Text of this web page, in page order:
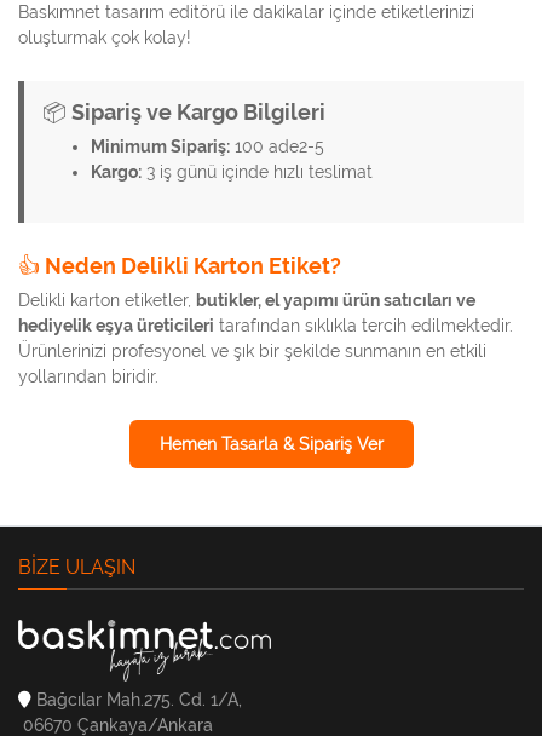
Baskımnet tasarım editörü ile dakikalar içinde etiketlerinizi
oluşturmak çok kolay!
📦 Sipariş ve Kargo Bilgileri
Minimum Sipariş: 100 ade2-5
Kargo: 3 iş günü içinde hızlı teslimat
👍 Neden Delikli Karton Etiket?
Delikli karton etiketler, butikler, el yapımı ürün satıcıları ve
hediyelik eşya üreticileri tarafından sıklıkla tercih edilmektedir.
Ürünlerinizi profesyonel ve şık bir şekilde sunmanın en etkili
yollarından biridir.
Hemen Tasarla & Sipariş Ver
BIZE ULAŞIN
Bağcılar Mah.275. Cd. 1/A,
06670 Çankaya/Ankara